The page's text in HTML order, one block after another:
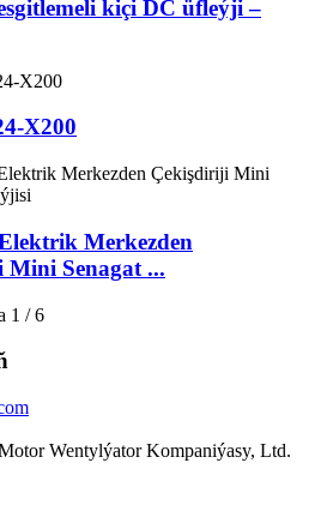
kiçi DC üfleýji –
X200
Merkezden
Senagat ...
1 / 6
Wentylýator Kompaniýasy, Ltd.